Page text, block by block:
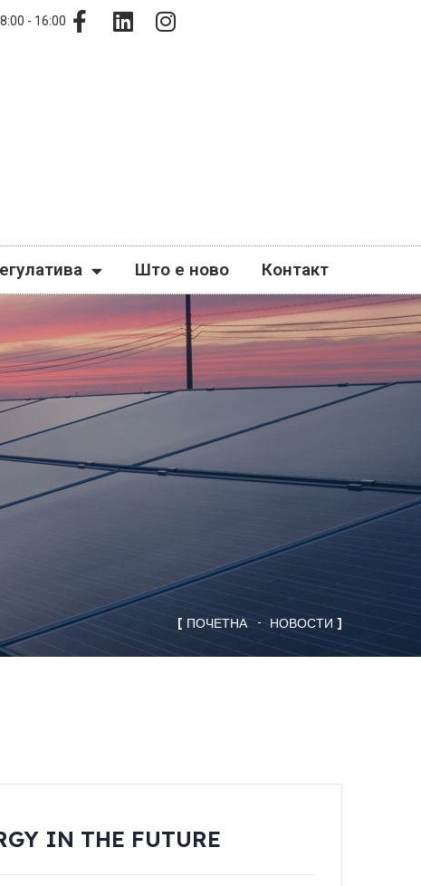
- 16:00
Што е ново Контакт
ПОЧЕТНА НОВОСТИ
IN THE FUTURE